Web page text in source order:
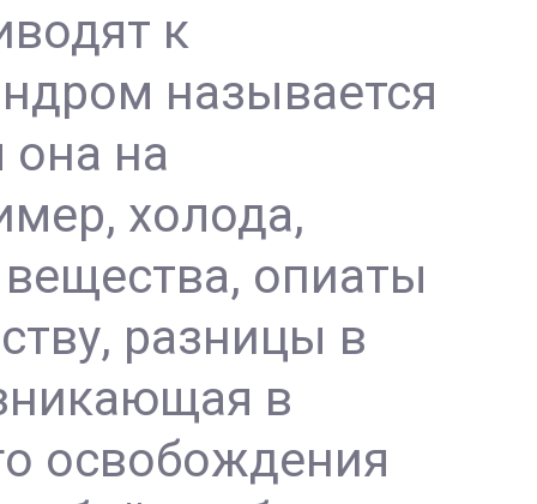
к
называется
она на
холода,
опиаты
разницы в
в
освобождения